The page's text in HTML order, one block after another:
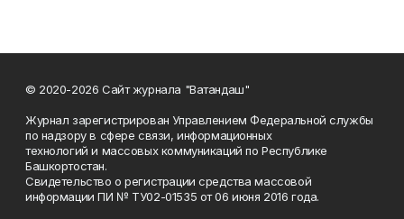
© 2020-2026 Сайт журнала "Ватандаш"
Журнал зарегистрирован Управлением Федеральной службы
по надзору в сфере связи, информационных
технологий и массовых коммуникаций по Республике
Башкортостан.
Свидетельство о регистрации средства массовой
информации ПИ № ТУ02-01535 от 06 июня 2016 года.